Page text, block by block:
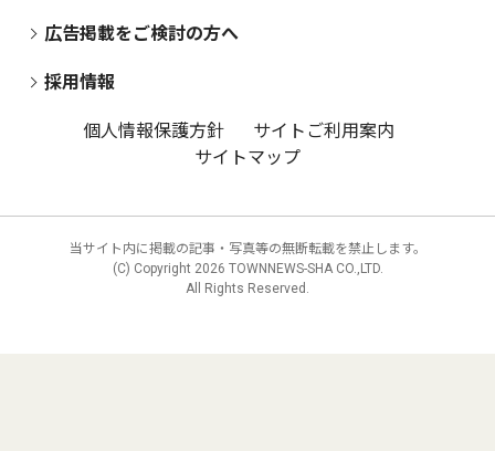
広告掲載をご検討の方へ
採用情報
個人情報保護方針
サイトご利用案内
サイトマップ
当サイト内に掲載の記事・写真等の無断転載を禁止します。
(C) Copyright 2026 TOWNNEWS-SHA CO.,LTD.
All Rights Reserved.